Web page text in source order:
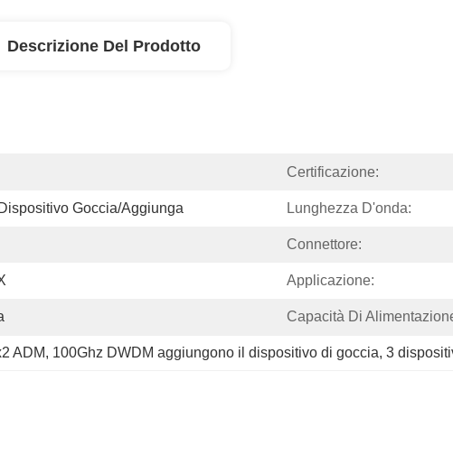
Descrizione Del Prodotto
Certificazione:
Goccia/aggiunga Lunghezza D'onda:
Connettore:
Applicazione:
Capacità Di
ADM, 100Ghz DWDM aggiungono il dispositivo di goccia, 3